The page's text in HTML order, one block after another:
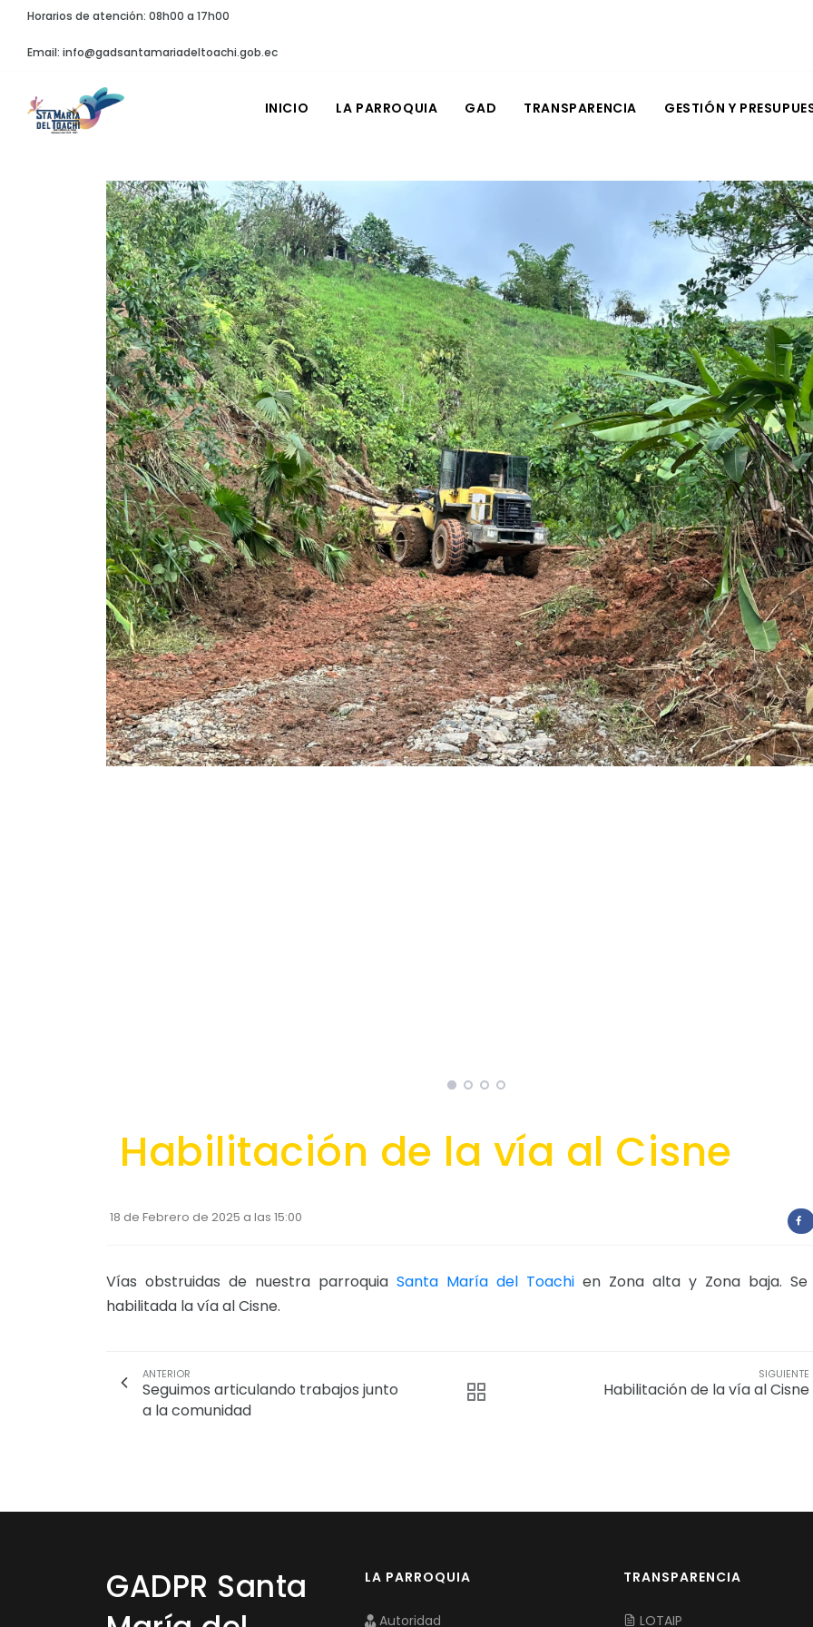
Horarios de atención: 08h00 a 17h00
Email: info@gadsantamariadeltoachi.gob.ec
INICIO LA PARROQUIA GAD TRANSPARENCIA GESTIÓN Y
Habilitación de la vía al Cisne
18 de Febrero de 2025 a las 15:00
Vías obstruidas de nuestra parroquia Santa María del Toachi en Zona alta y Zona baja. Se
habilitada la vía al Cisne.
ANTERIOR
Seguimos articulando trabajos junto
a la comunidad
SIGUIENTE
Habilitación de la vía al Cisne
GADPR Santa
LA PARROQUIA
Autoridad
TRANSPARENCIA
LOTAIP